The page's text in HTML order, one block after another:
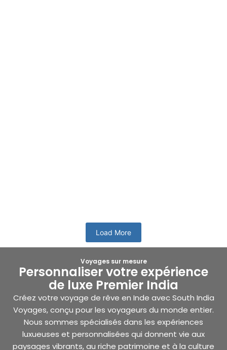
Load More
Voyages sur mesure
Personnaliser votre expérience
de luxe Premier India
Créez votre voyage de rêve en Inde avec South India
Voyages, conçu pour les voyageurs du monde entier.
Nous sommes spécialisés dans les expériences
luxueuses et personnalisées qui donnent vie aux
paysages vibrants, au riche patrimoine et à la culture